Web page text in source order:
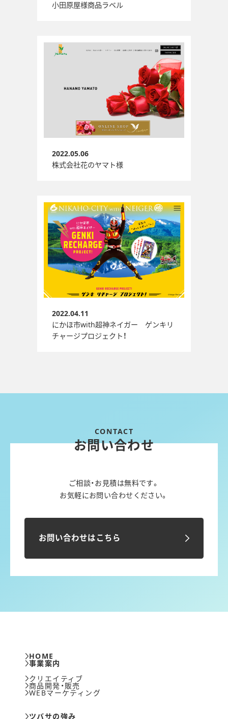
小田原屋様商品ラベル
株式会社花のヤマト様
2022.05.06
にかほ市with超神ネイガー ゲンキリ
チャージプロジェクト！
2022.04.11
お問い合わせ
ご相談・お見積は無料です。
お気軽にお問い合わせください。
お問い合わせはこちら
HOME
事業案内
クリエイティブ
商品開発・販売
WEBマーケティング
ツバサの強み